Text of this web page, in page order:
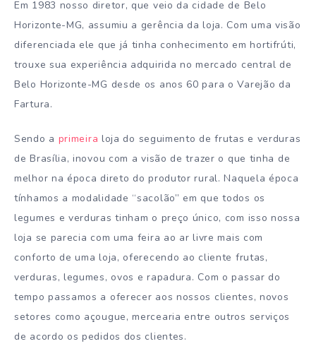
Em 1983 nosso diretor, que veio da cidade de Belo
Horizonte-MG, assumiu a gerência da loja. Com uma visão
diferenciada ele que já tinha conhecimento em hortifrúti,
trouxe sua experiência adquirida no mercado central de
Belo Horizonte-MG desde os anos 60 para o Varejão da
Fartura.
Sendo a primeira loja do seguimento de frutas e verduras
de Brasília, inovou com a visão de trazer o que tinha de
melhor na época direto do produtor rural. Naquela época
tínhamos a modalidade “sacolão” em que todos os
legumes e verduras tinham o preço único, com isso nossa
loja se parecia com uma feira ao ar livre mais com
conforto de uma loja, oferecendo ao cliente frutas,
verduras, legumes, ovos e rapadura. Com o passar do
tempo passamos a oferecer aos nossos clientes, novos
setores como açougue, mercearia entre outros serviços
de acordo os pedidos dos clientes.